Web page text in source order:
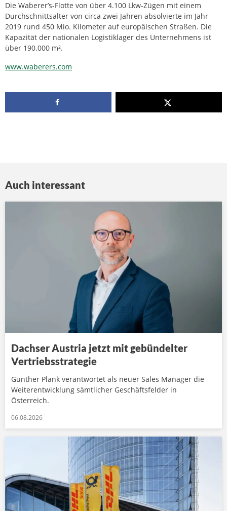
Die Waberer’s-Flotte von über 4.100 Lkw-Zügen mit einem
Durchschnittsalter von circa zwei Jahren absolvierte im Jahr
2019 rund 450 Mio. Kilometer auf europäischen Straßen. Die
Kapazität der nationalen Logistiklager des Unternehmens ist
über 190.000 m².
www.waberers.com
Auch interessant
Dachser Austria jetzt mit gebündelter
Vertriebsstrategie
Günther Plank verantwortet als neuer Sales Manager die
Weiterentwicklung sämtlicher Geschäftsfelder in
Österreich.
06.08.2026